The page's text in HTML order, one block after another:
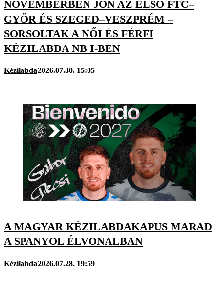
NOVEMBERBEN JÖN AZ ELSŐ FTC–
GYŐR ÉS SZEGED–VESZPRÉM –
SORSOLTAK A NŐI ÉS FÉRFI
KÉZILABDA NB I-BEN
Kézilabda2026.07.30. 15:05
A MAGYAR KÉZILABDAKAPUS MARAD
A SPANYOL ÉLVONALBAN
Kézilabda2026.07.28. 19:59